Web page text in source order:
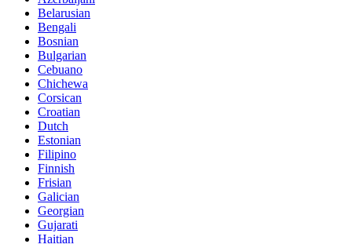
Belarusian
Bengali
Bosnian
Bulgarian
Cebuano
Chichewa
Corsican
Croatian
Dutch
Estonian
Filipino
Finnish
Frisian
Galician
Georgian
Gujarati
Haitian